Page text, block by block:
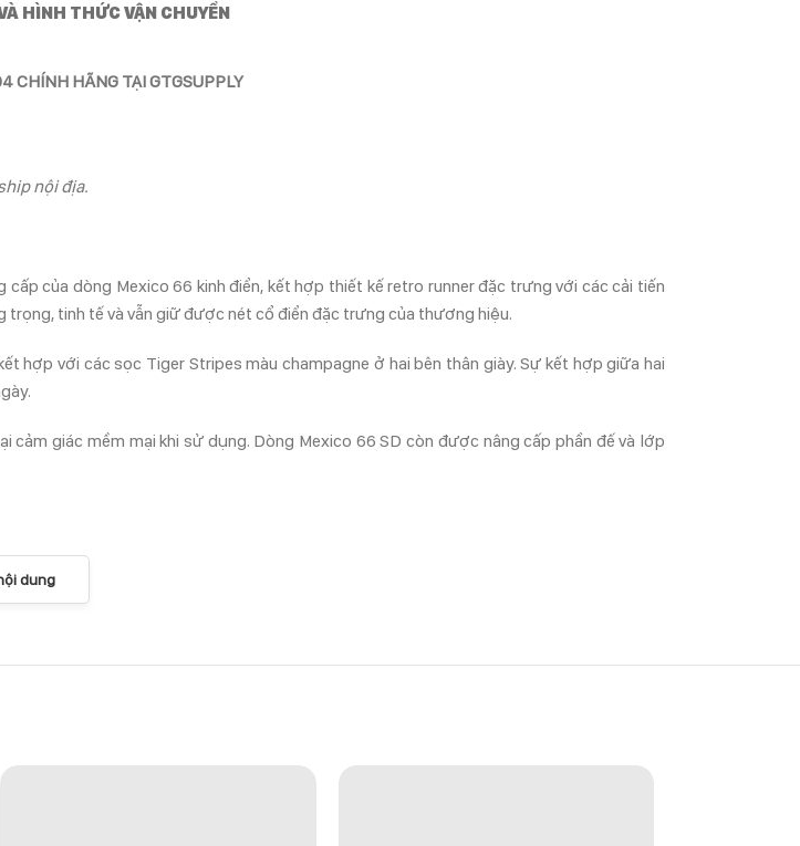
HÌNH THỨC VẬN CHUYỂN
CHÍNH HÃNG TẠI GTGSUPPLY
nội địa.
của dòng Mexico 66 kinh điển, kết hợp thiết kế retro runner đặc trưng với các cải tiến
trọng, tinh tế và vẫn giữ được nét cổ điển đặc trưng của thương hiệu.
hợp với các sọc Tiger Stripes màu champagne ở hai bên thân giày. Sự kết hợp giữa hai
giác mềm mại khi sử dụng. Dòng Mexico 66 SD còn được nâng cấp phần đế và lớp
dung